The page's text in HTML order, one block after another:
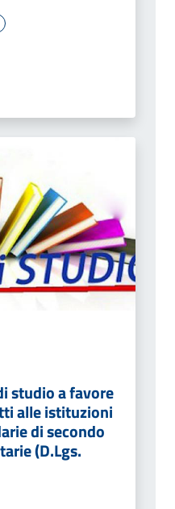
studio a favore
alle istituzioni
di secondo
(D.Lgs.